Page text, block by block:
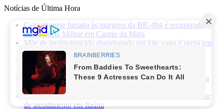
Notícias de Última Hora
Caminhonete furtada às margens da BR-494 é recuperada
pela Polícia Militar em Carmo da Mata
Mãe de recém-nascido abandonado em lote vago é presa em
Sabará
Três pessoas ficam feridas após ataque a facadas no bairro
Planalto, em Divinópolis
Previsão do tempo: fim de semana será de sol, calor e baixa
umidade em Divinópolis
Homem quebra vidro da recepção de hospital após reclamar
de atendimento em Itaúna